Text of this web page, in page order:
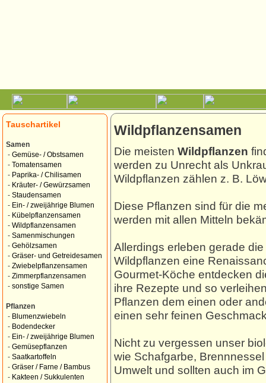
Tauschartikel
Samen
- Gemüse- / Obstsamen
- Tomatensamen
- Paprika- / Chilisamen
- Kräuter- / Gewürzsamen
- Staudensamen
- Ein- / zweijährige Blumen
- Kübelpflanzensamen
- Wildpflanzensamen
- Samenmischungen
- Gehölzsamen
- Gräser- und Getreidesamen
- Zwiebelpflanzensamen
- Zimmerpflanzensamen
- sonstige Samen
Pflanzen
- Blumenzwiebeln
- Bodendecker
- Ein- / zweijährige Blumen
- Gemüsepflanzen
- Saatkartoffeln
- Gräser / Farne / Bambus
- Kakteen / Sukkulenten
Wildpflanzensamen
Die meisten Wildpflanzen
werden zu Unrecht als
Wildpflanzen zählen z. B.
Diese Pflanzen sind für die
werden mit allen Mitteln
Allerdings erleben gerade
Wildpflanzen eine
Gourmet-Köche entdecken
ihre Rezepte und so
Pflanzen dem einen oder
einen sehr feinen
Nicht zu vergessen unser
wie Schafgarbe,
Umwelt und sollten auch im